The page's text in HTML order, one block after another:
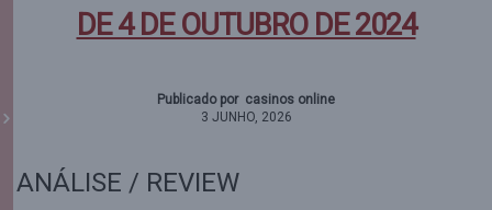
DE 4 DE OUTUBRO DE 2024
Publicado por casinos online
3 JUNHO, 2026
ANÁLISE / REVIEW